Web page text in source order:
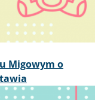
Migowym o